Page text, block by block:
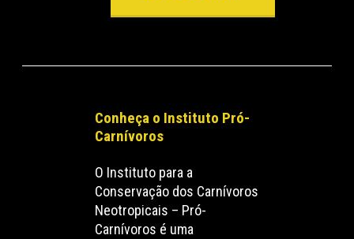
Conheça o Instituto Pró-
Carnívoros
O Instituto para a
Conservação dos Carnívoros
Neotropicais – Pró-
Carnívoros é uma